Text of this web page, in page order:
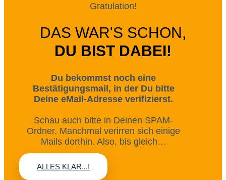
Gratulation!
DAS WAR'S SCHON,
DU BIST DABEI!
Du bekommst noch eine
Bestätigungsmail, in der Du bitte
Deine eMail-Adresse verifizierst.
Schau auch bitte in Deinen SPAM-
Ordner. Manchmal verirren sich einige
Mails dorthin. Also, bis gleich…
ALLES KLAR...!